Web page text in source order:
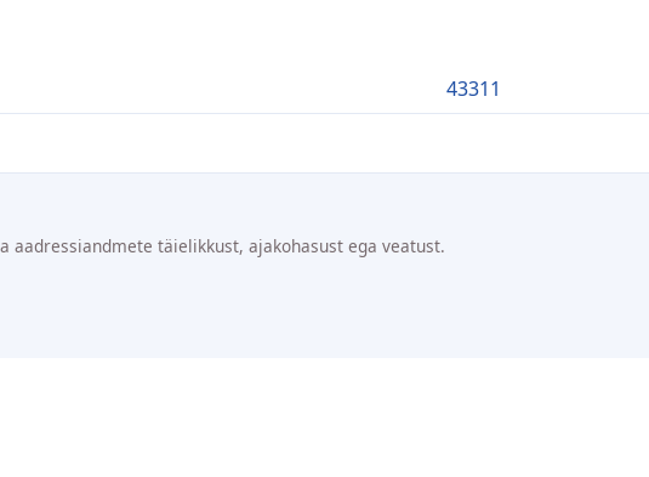
43311
täielikkust, ajakohasust ega veatust.